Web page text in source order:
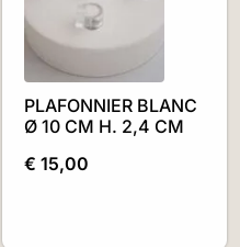
PLAFONNIER BLANC
Ø 10 CM H. 2,4 CM
€ 15,00